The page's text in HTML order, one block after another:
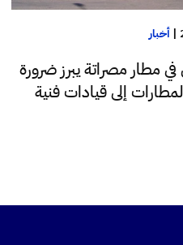
| أخبار
في مطار مصراتة يبرز ضرورة
إلى قيادات فنية